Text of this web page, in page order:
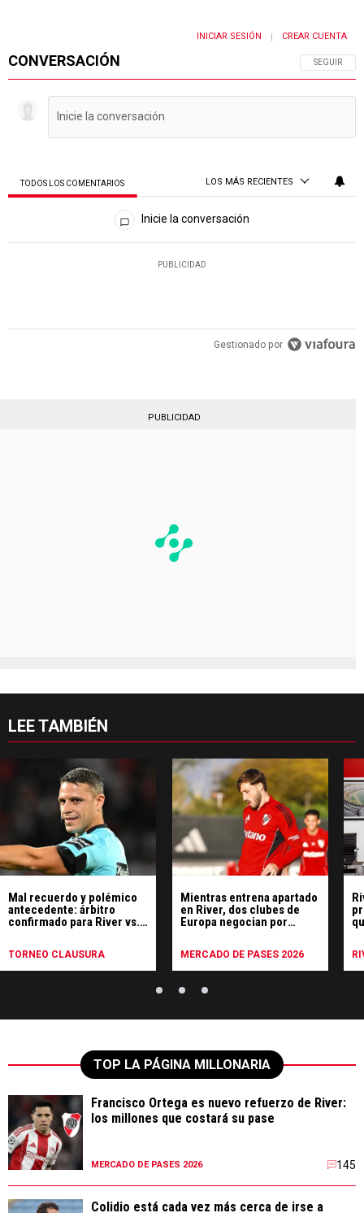
CONVERSACIÓN SIGA ESTA
SEGUIR
INICIAR SESIÓN | CREAR CUENTA
TODOS LOS COMENTARIOS LOS MÁS RECIENTES
Todos los comentarios
Inicie la conversación
PUBLICIDAD
Gestionado por
PUBLICIDAD
LEE TAMBIÉN
Mal recuerdo y polémico
antecedente: árbitro
confirmado para River vs.
TORNEO CLAUSURA
Mientras entrena apartado
en River, dos clubes de
Europa negocian por
MERCADO DE PASES 2026
TOP LA PÁGINA MILLONARIA
Francisco Ortega es nuevo refuerzo de River:
los millones que costará su pase
MERCADO DE PASES 2026 145
Colidio está cada vez más cerca de irse a